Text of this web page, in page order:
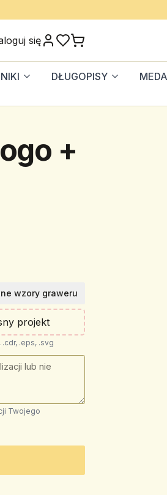
się
DŁUGOPISY
+
wzory graweru
projekt
.eps, .svg
Twojego